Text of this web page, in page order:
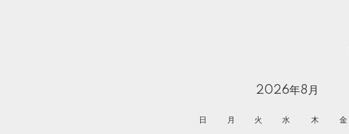
2026年8月
日 月 火 水 木 金